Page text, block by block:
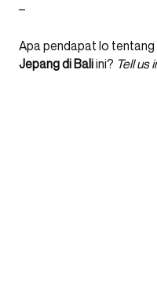
–
Apa pendapat lo
Jepang di Baliini? Tell us